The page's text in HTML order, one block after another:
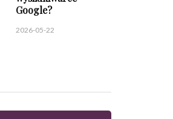
Google?
2026-05-22